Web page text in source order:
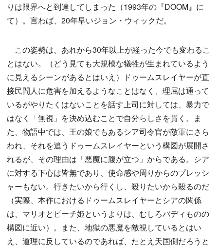
りは限界へと到達してしまった（1993年の『DOOM』に
て）。言わば、20年早いジョン・ウィックだ。
この姿勢は、あれから30年以上が経った今でも変わるこ
とはない。（どう見ても大規模な犠牲が生まれているよう
に見えるシーンがあるとはいえ）ドゥームスレイヤーが直
接民間人に危害を加えるようなことはなく、理屈は通って
いるがやりたくはないことを話す上司に対しては、暴力で
はなく「無視」を決め込むことで自分らしさを貫く。ま
た、物語中では、王の娘でもあるシア司令官が敵軍にさら
われ、それを追うドゥームスレイヤーという構図が展開さ
れるが、その理由は「悪魔に腹が立つ」からである。シア
に対する下心は皆無であり、使命感や周りからのプレッシ
ャーもない。行きたいから行くし、殺りたいから殺るのだ
（実際、本作におけるドゥームスレイヤーとシアの関係
は、マリオとピーチ姫というよりは、むしろバディものの
構図に近い）。また、地獄の悪魔を敵視しているとはい
え、道理に反しているのであれば、たとえ天国側だろうと